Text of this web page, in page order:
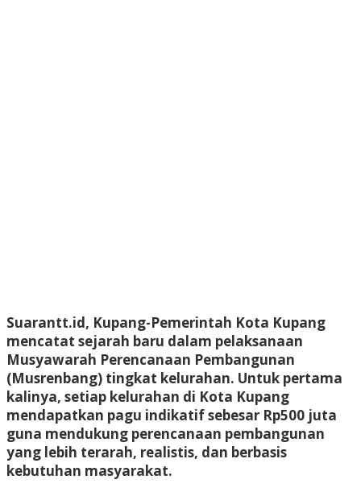
Suarantt.id, Kupang-Pemerintah Kota Kupang
mencatat sejarah baru dalam pelaksanaan
Musyawarah Perencanaan Pembangunan
(Musrenbang) tingkat kelurahan. Untuk pertama
kalinya, setiap kelurahan di Kota Kupang
mendapatkan pagu indikatif sebesar Rp500 juta
guna mendukung perencanaan pembangunan
yang lebih terarah, realistis, dan berbasis
kebutuhan masyarakat.